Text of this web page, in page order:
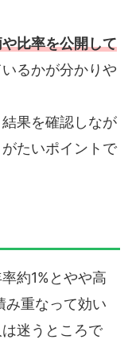
比率を公開して
るかが分かりや
果を確認しなが
たいポイントで
約1%とやや高
み重なって効い
迷うところで